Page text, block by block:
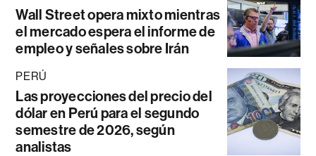
Wall Street opera mixto mientras
el mercado espera el informe de
empleo y señales sobre Irán
PERÚ
Las proyecciones del precio del
dólar en Perú para el segundo
semestre de 2026, según
analistas